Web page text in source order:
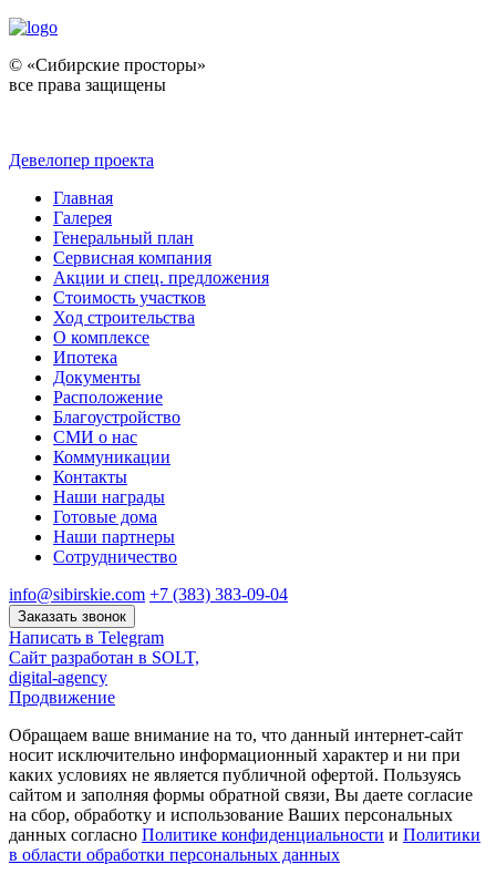
© «Сибирские просторы»
все права защищены
Девелопер проекта
Главная
Галерея
Генеральный план
Сервисная компания
Акции и спец. предложения
Стоимость участков
Ход строительства
О комплексе
Ипотека
Документы
Расположение
Благоустройство
СМИ о нас
Коммуникации
Контакты
Наши награды
Готовые дома
Наши партнеры
Сотрудничество
info@sibirskie.com +7 (383) 383-09-04
Заказать звонок
Написать в Telegram
Сайт разработан в SOLT,
digital-agency
Продвижение
Обращаем ваше внимание на то, что данный интернет-сайт
носит исключительно информационный характер и ни при
каких условиях не является публичной офертой. Пользуясь
сайтом и заполняя формы обратной связи, Вы даете согласие
на сбор, обработку и использование Ваших персональных
данных согласно Политике конфиденциальности и Политики
в области обработки персональных данных